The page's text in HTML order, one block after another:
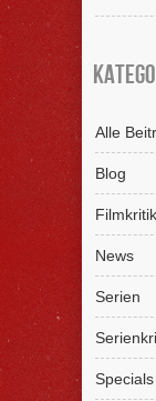
Alle
Blog
News
Serien
Specials